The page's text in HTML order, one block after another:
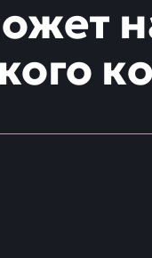
залог авто
залог недвижимости